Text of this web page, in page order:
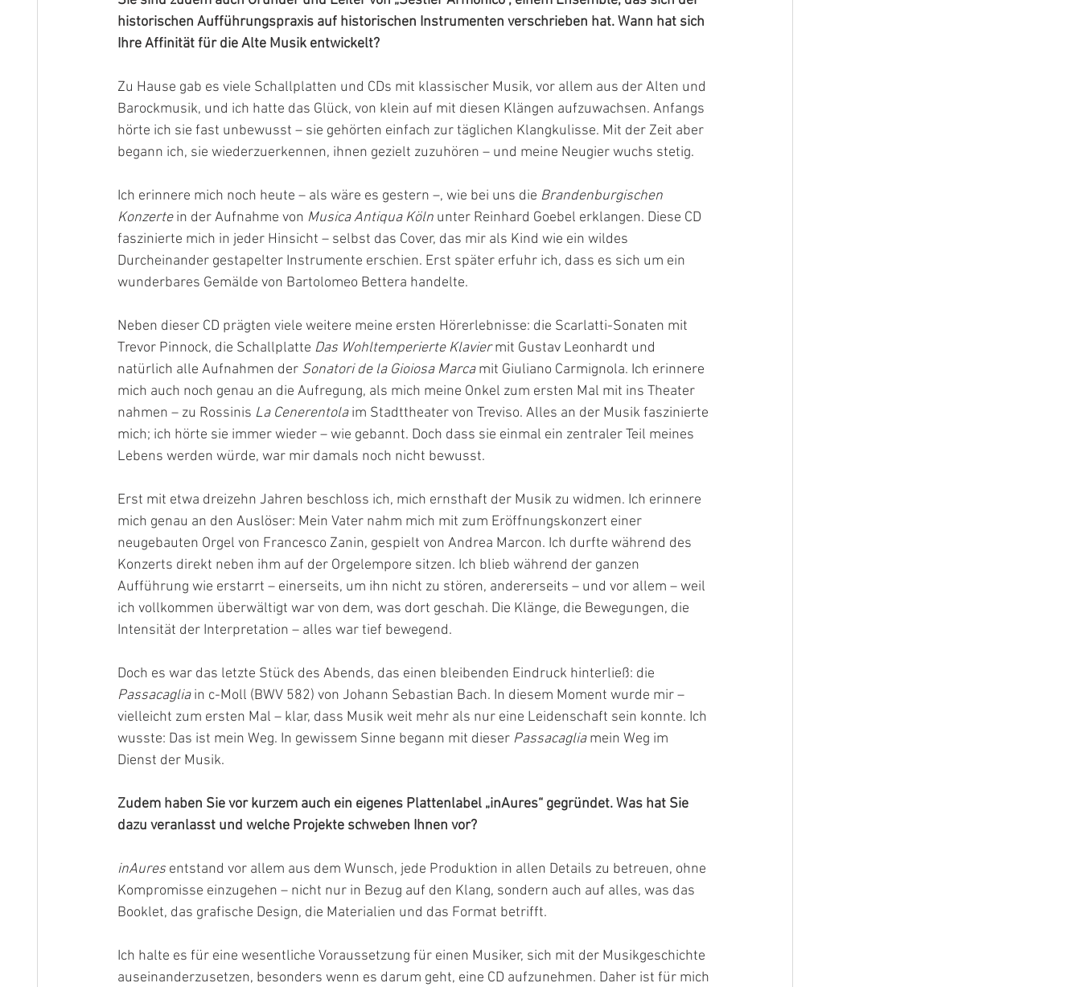
historischen Aufführungspraxis auf historischen Instrumenten verschrieben hat. Wann hat sich
Ihre Affinität für die Alte Musik entwickelt?
Zu Hause gab es viele Schallplatten und CDs mit klassischer Musik, vor allem aus der Alten und
Barockmusik, und ich hatte das Glück, von klein auf mit diesen Klängen aufzuwachsen. Anfangs
hörte ich sie fast unbewusst – sie gehörten einfach zur täglichen Klangkulisse. Mit der Zeit aber
begann ich, sie wiederzuerkennen, ihnen gezielt zuzuhören – und meine Neugier wuchs stetig.
Ich erinnere mich noch heute – als wäre es gestern –, wie bei uns die Brandenburgischen
Konzerte in der Aufnahme von Musica Antiqua Köln unter Reinhard Goebel erklangen. Diese CD
faszinierte mich in jeder Hinsicht – selbst das Cover, das mir als Kind wie ein wildes
Durcheinander gestapelter Instrumente erschien. Erst später erfuhr ich, dass es sich um ein
wunderbares Gemälde von Bartolomeo Bettera handelte.
Neben dieser CD prägten viele weitere meine ersten Hörerlebnisse: die Scarlatti-Sonaten mit
Trevor Pinnock, die Schallplatte Das Wohltemperierte Klavier mit Gustav Leonhardt und
natürlich alle Aufnahmen der Sonatori de la Gioiosa Marca mit Giuliano Carmignola. Ich erinnere
mich auch noch genau an die Aufregung, als mich meine Onkel zum ersten Mal mit ins Theater
nahmen – zu Rossinis La Cenerentola im Stadttheater von Treviso. Alles an der Musik faszinierte
mich; ich hörte sie immer wieder – wie gebannt. Doch dass sie einmal ein zentraler Teil meines
Lebens werden würde, war mir damals noch nicht bewusst.
Erst mit etwa dreizehn Jahren beschloss ich, mich ernsthaft der Musik zu widmen. Ich erinnere
mich genau an den Auslöser: Mein Vater nahm mich mit zum Eröffnungskonzert einer
neugebauten Orgel von Francesco Zanin, gespielt von Andrea Marcon. Ich durfte während des
Konzerts direkt neben ihm auf der Orgelempore sitzen. Ich blieb während der ganzen
Aufführung wie erstarrt – einerseits, um ihn nicht zu stören, andererseits – und vor allem – weil
ich vollkommen überwältigt war von dem, was dort geschah. Die Klänge, die Bewegungen, die
Intensität der Interpretation – alles war tief bewegend.
Doch es war das letzte Stück des Abends, das einen bleibenden Eindruck hinterließ: die
Passacaglia in c-Moll (BWV 582) von Johann Sebastian Bach. In diesem Moment wurde mir –
vielleicht zum ersten Mal – klar, dass Musik weit mehr als nur eine Leidenschaft sein konnte. Ich
wusste: Das ist mein Weg. In gewissem Sinne begann mit dieser Passacaglia mein Weg im
Dienst der Musik.
Zudem haben Sie vor kurzem auch ein eigenes Plattenlabel „inAures“ gegründet. Was hat Sie
dazu veranlasst und welche Projekte schweben Ihnen vor?
inAures entstand vor allem aus dem Wunsch, jede Produktion in allen Details zu betreuen, ohne
Kompromisse einzugehen – nicht nur in Bezug auf den Klang, sondern auch auf alles, was das
Booklet, das grafische Design, die Materialien und das Format betrifft.
Ich halte es für eine wesentliche Voraussetzung für einen Musiker, sich mit der Musikgeschichte
auseinanderzusetzen, besonders wenn es darum geht, eine CD aufzunehmen. Daher ist für mich